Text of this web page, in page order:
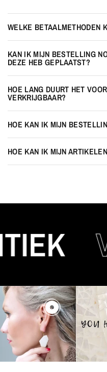
WELKE BETAALMETHODEN
KAN IK MIJN BESTELLING
DEZE HEB GEPLAATST?
HOE LANG DUURT HET
VERKRIJGBAAR?
HOE KAN IK MIJN
HOE KAN IK MIJN